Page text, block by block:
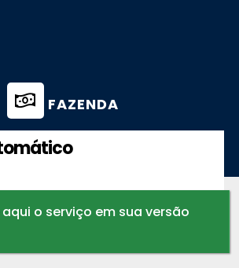
FAZENDA
o serviço em sua versão